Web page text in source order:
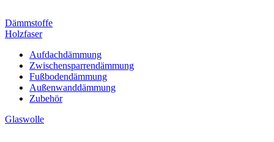
Dämmstoffe
Holzfaser
Aufdachdämmung
Zwischensparrendämmung
Fußbodendämmung
Außenwanddämmung
Zubehör
Glaswolle